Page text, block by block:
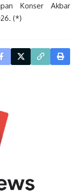
Konser Akbar
(*)